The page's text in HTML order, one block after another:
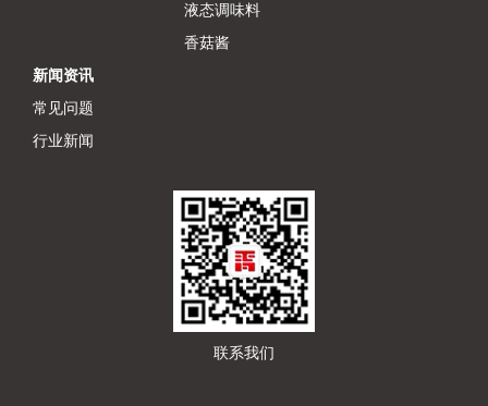
液态调味料
香菇酱
新闻资讯
常见问题
行业新闻
联系我们